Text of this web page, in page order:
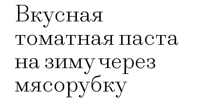
Вкусная
томатная паста
на зиму через
мясорубку